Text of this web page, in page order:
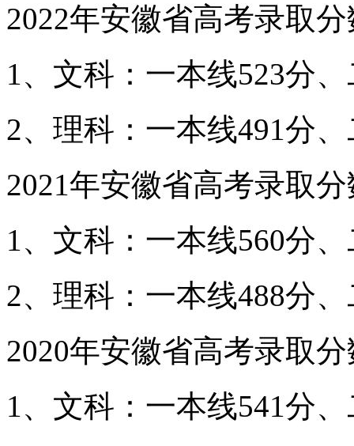
2022年安徽省高考录取
1、文科：一本线523分
2、理科：一本线491分
2021年安徽省高考录取
1、文科：一本线560分
2、理科：一本线488分
2020年安徽省高考录取
1、文科：一本线541分